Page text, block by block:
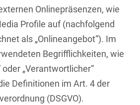
Onlinepräsenzen, wie
Profile auf (nachfolgend
als „Onlineangebot“). Im
Begrifflichkeiten, wie
oder „Verantwortlicher“
Definitionen im Art. 4 der
(DSGVO).